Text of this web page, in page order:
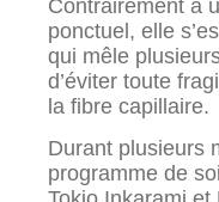
Contrairement à
ponctuel, elle
qui mêle
d’éviter toute
la fibre capillaire.
Durant plusieurs
programme de